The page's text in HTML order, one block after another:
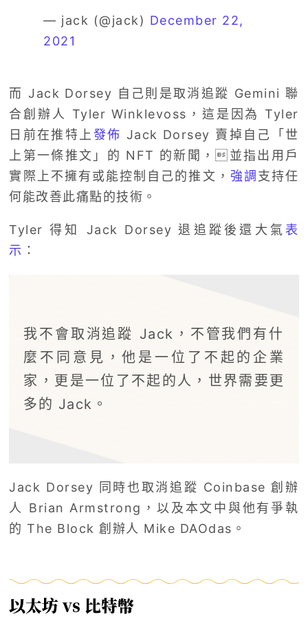
— jack (@jack) December 22,
2021
而 Jack Dorsey 自己則是取消追蹤 Gemini 聯
合創辦人 Tyler Winklevoss，這是因為 Tyler
日前在推特上 發佈 Jack Dorsey 賣掉自己「世
上第一條推文」的 NFT 的新聞，並指出用戶
實際上不擁有或能控制自己的推文， 強調 支持任
何能改善此痛點的技術。
Tyler 得知 Jack Dorsey 退追蹤後還大氣 表
示 ：
我不會取消追蹤 Jack，不管我們有什
麼不同意見，他是一位了不起的企業
家，更是一位了不起的人，世界需要更
多的 Jack。
Jack Dorsey 同時也取消追蹤 Coinbase 創辦
人 Brian Armstrong，以及本文中與他有爭執
的 The Block 創辦人 Mike DAOdas。
以太坊 vs 比特幣